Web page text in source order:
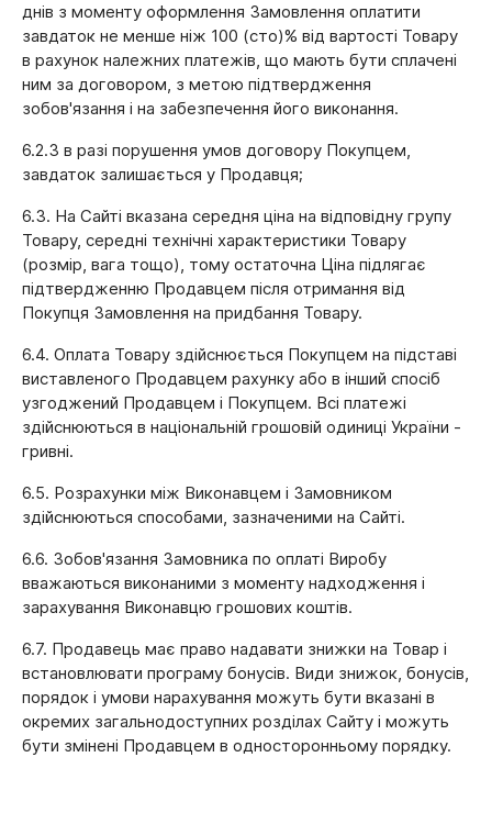
днів з моменту оформлення Замовлення оплатити
завдаток не менше ніж 100 (сто)% від вартості Товару
в рахунок належних платежів, що мають бути сплачені
ним за договором, з метою підтвердження
зобов'язання і на забезпечення його виконання.
6.2.3 в разі порушення умов договору Покупцем,
завдаток залишається у Продавця;
6.3. На Сайті вказана середня ціна на відповідну групу
Товару, середні технічні характеристики Товару
(розмір, вага тощо), тому остаточна Ціна підлягає
підтвердженню Продавцем після отримання від
Покупця Замовлення на придбання Товару.
6.4. Оплата Товару здійснюється Покупцем на підставі
виставленого Продавцем рахунку або в інший спосіб
узгоджений Продавцем і Покупцем. Всі платежі
здійснюються в національній грошовій одиниці України -
гривні.
6.5. Розрахунки між Виконавцем і Замовником
здійснюються способами, зазначеними на Сайті.
6.6. Зобов'язання Замовника по оплаті Виробу
вважаються виконаними з моменту надходження і
зарахування Виконавцю грошових коштів.
6.7. Продавець має право надавати знижки на Товар і
встановлювати програму бонусів. Види знижок, бонусів,
порядок і умови нарахування можуть бути вказані в
окремих загальнодоступних розділах Сайту і можуть
бути змінені Продавцем в односторонньому порядку.